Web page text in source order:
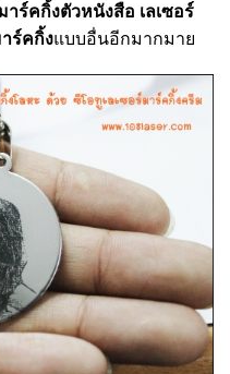
าร์คกิ้งตัวหนังสือ เลเซอร์
าร์คกิ้งแบบอื่นอีกมากมาย